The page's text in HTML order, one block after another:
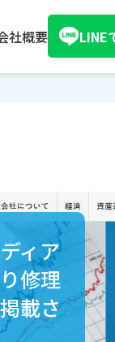
社概要 LINE
ィア
修理
載さ